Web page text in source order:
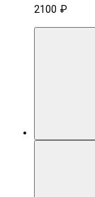
2100 ₽